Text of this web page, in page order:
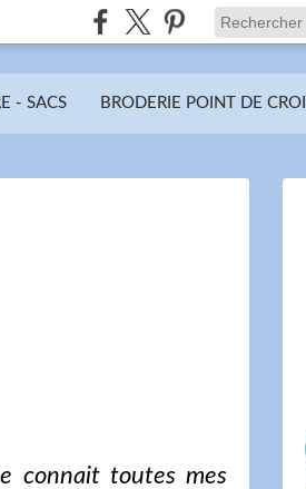
- SACS BRODERIE POINT DE
connait toutes mes